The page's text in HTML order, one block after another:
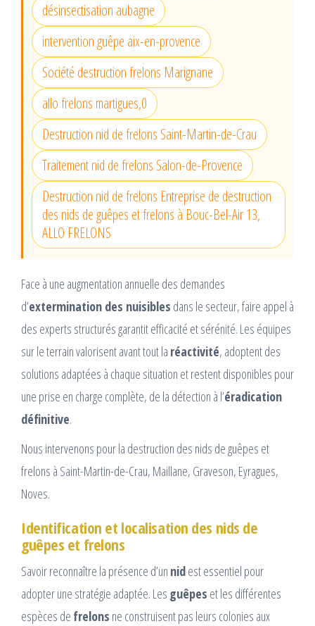
désinsectisation aubagne
intervention guêpe aix-en-provence
Société destruction frelons Marignane
allo frelons martigues,0
Destruction nid de frelons Saint-Martin-de-Crau
Traitement nid de frelons Salon-de-Provence
Destruction nid de frelons Entreprise de destruction
des nids de guêpes et frelons à Bouc-Bel-Air 13,
ALLO FRELONS
Face à une augmentation annuelle des demandes
d’extermination des nuisibles dans le secteur, faire appel à
des experts structurés garantit efficacité et sérénité. Les équipes
sur le terrain valorisent avant tout la réactivité, adoptent des
solutions adaptées à chaque situation et restent disponibles pour
une prise en charge complète, de la détection à l’éradication
définitive.
Nous intervenons pour la destruction des nids de guêpes et
frelons à Saint-Martin-de-Crau, Maillane, Graveson, Eyragues,
Noves.
Identification et localisation des nids de
guêpes et frelons
Savoir reconnaître la présence d’un nidest essentiel pour
adopter une stratégie adaptée. Les guêpes et les différentes
espèces de frelons ne construisent pas leurs colonies aux